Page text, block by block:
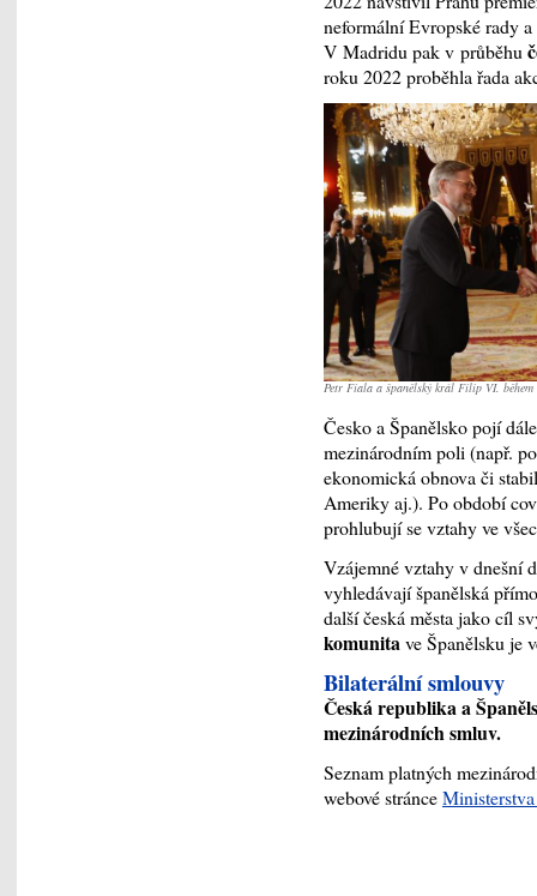
neformální Evropské rady
V Madridu pak v průběhu
roku 2022 proběhla řada
Petr Fiala a španělský král Filip VI.
Česko a Španělsko pojí
mezinárodním poli (např.
ekonomická obnova či
Ameriky aj.). Po období
prohlubují se vztahy ve
Vzájemné vztahy v dnešní
vyhledávají španělská
další česká města jako cíl
komunitave Španělsku je
Bilaterální smlouvy
Česká republika a
mezinárodních smluv.
Seznam platných
webové stránce